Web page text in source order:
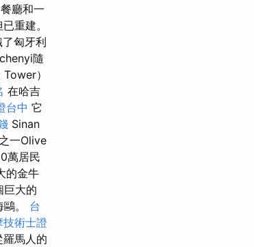
廳和一
重建。
匈牙利
隨
）
在哈吉
台中 它
Sinan
一Olive
萬居民
的金牛
巨大的
。 台
技術士證
馬人的